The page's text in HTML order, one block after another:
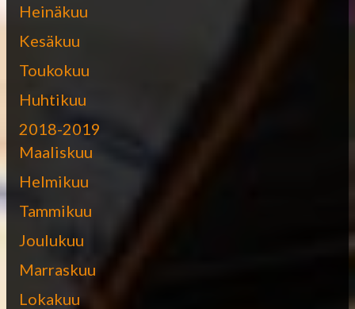
Heinäkuu
Kesäkuu
Toukokuu
Huhtikuu
2018-2019
Maaliskuu
Helmikuu
Tammikuu
Joulukuu
Marraskuu
Lokakuu